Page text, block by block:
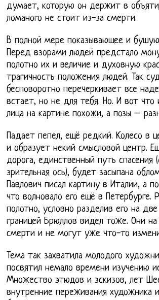
думает, которую он держит в
ломаного не стоит из-за смерти.
В полной мере показывающее и
Перед взорами людей предстало
полотно их и величие и духовную
трагичность положения людей. Так
бесповоротно перечеркивает все
встает, но не для тебя. Но. И вот что
лица на картине похожи, а позы –
Падает пепел, ещё редкий. Колесо в
и образует некий смысловой центр.
дорога, единственный путь спасения
зрительная ось), будет засыпана
Павлович писал картину в Италии, а
что волновало его ещё в Петербурге.
полотно, условно разделив его на
границей Брюллов видел тоже. Они
смерти и не могут уже что-то
Тема так захватила молодого
посвятил немало времени изучению
Множество этюдов и эскизов, лет
внутренние переживания художника